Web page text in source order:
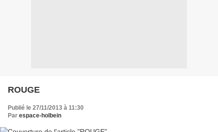
ROUGE
Publié le 27/11/2013 à 11:30
Par espace-holbein